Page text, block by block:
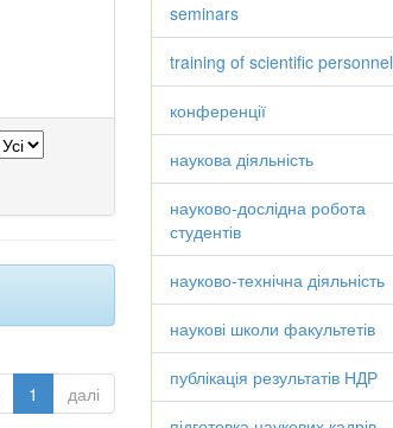
1 далі
seminars
training of scientific personnel
конференції
наукова діяльність
науково-дослідна робота
студентів
науково-технічна діяльність
наукові школи факультетів
публікація результатів НДР